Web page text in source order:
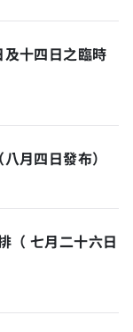
十四日之臨時
月四日發布）
（ 七月二十六日